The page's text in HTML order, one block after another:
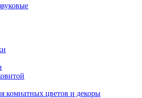
комнатных цветов и декоры